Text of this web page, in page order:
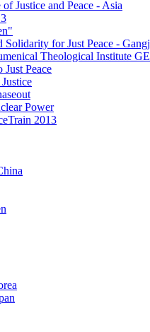
Justice and Peace - Asia
Solidarity for Just Peace -
Theological Institute
Just Peace
Power
2013